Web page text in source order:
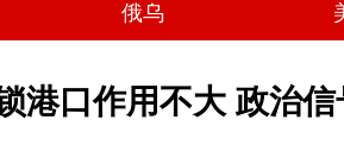
俄乌
港口作用不大 政治